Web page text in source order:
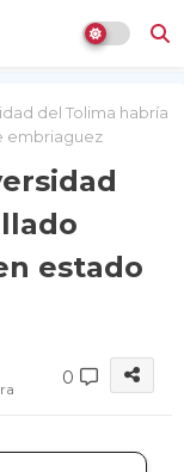
del Tolima habría
embriaguez
estado
0